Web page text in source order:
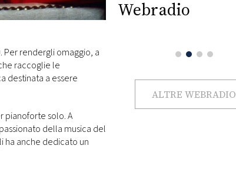
Per rendergli omaggio, a
raccoglie le
destinata a essere
pianoforte solo. A
della musica del
ha anche dedicato un
Webradio
ALTRE WEBRADIO